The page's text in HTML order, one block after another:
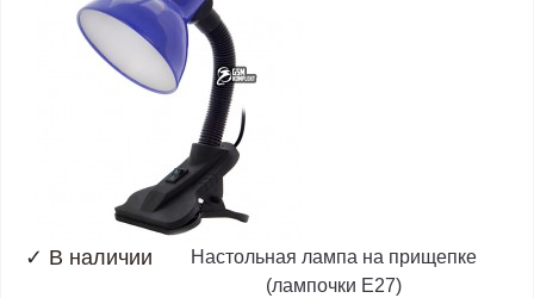
✓ В наличии
Настольная лампа на прищепке
(лампочки E27)